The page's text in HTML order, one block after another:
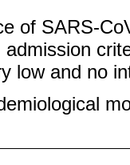
of SARS-
low and no